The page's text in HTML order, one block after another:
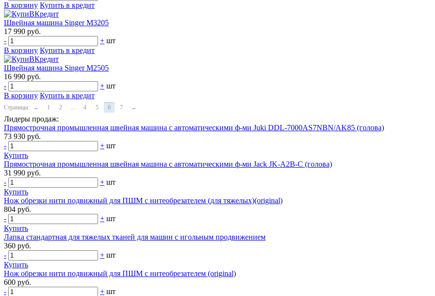
В корзину Купить в кредит
Швейная машина Singer M3205
17 990 руб.
-
+ шт
В корзину Купить в кредит
Швейная машина Singer M2505
16 990 руб.
-
+ шт
В корзину Купить в кредит
Страницы: ← 1 2 ... 4 5 6 7 →
Лидеры продаж:
Прямострочная промышленная швейная машина с автоматическими ф-ми Juki DDL-7000AS7NBN/AK85 (голова)
73 930 руб.
-
+ шт
Купить
Прямострочная промышленная швейная машина с автоматическими ф-ми Jack JK-A2B-C (голова)
31 990 руб.
-
+ шт
Купить
Нож обрезки нити подвижный для ПШМ с нитеобрезателем (для тяжелых)(original)
804 руб.
-
+ шт
Купить
Лапка стандартная для тяжелых тканей для машин с игольным продвижением
360 руб.
-
+ шт
Купить
Нож обрезки нити подвижный для ПШМ с нитеобрезателем (original)
600 руб.
-
+ шт